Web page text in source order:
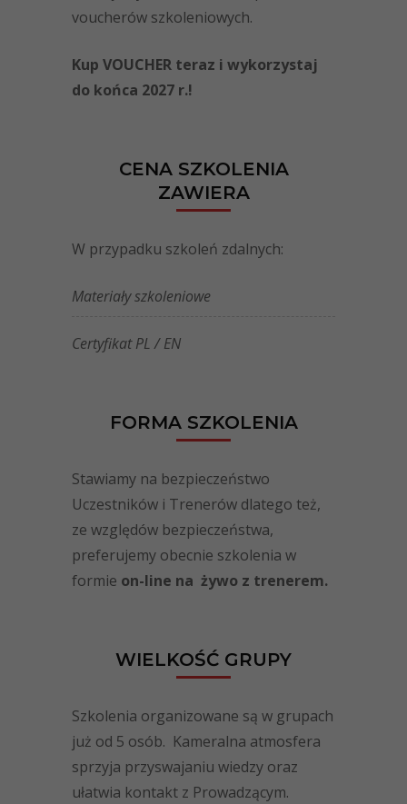
voucherów szkoleniowych.
Kup VOUCHER teraz i wykorzystaj
do końca 2027 r.!
CENA SZKOLENIA
ZAWIERA
W przypadku szkoleń zdalnych:
Materiały szkoleniowe
Certyfikat PL / EN
FORMA SZKOLENIA
Stawiamy na bezpieczeństwo
Uczestników i Trenerów dlatego też,
ze względów bezpieczeństwa,
preferujemy obecnie szkolenia w
formie on-line na żywo z trenerem.
WIELKOŚĆ GRUPY
Szkolenia organizowane są w grupach
już od 5 osób. Kameralna atmosfera
sprzyja przyswajaniu wiedzy oraz
ułatwia kontakt z Prowadzącym.